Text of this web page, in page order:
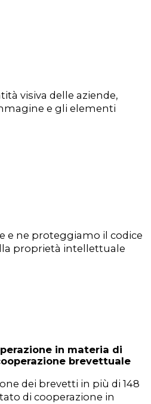
visiva delle aziende,
e gli elementi
e ne proteggiamo il codice
proprietà intellettuale
in materia di
brevettuale
dei brevetti in più di 148
di cooperazione in